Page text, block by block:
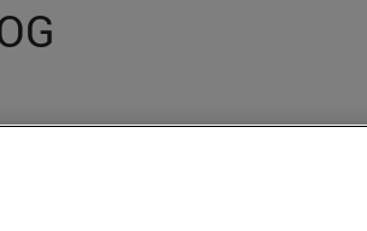
d’actualitat sobre